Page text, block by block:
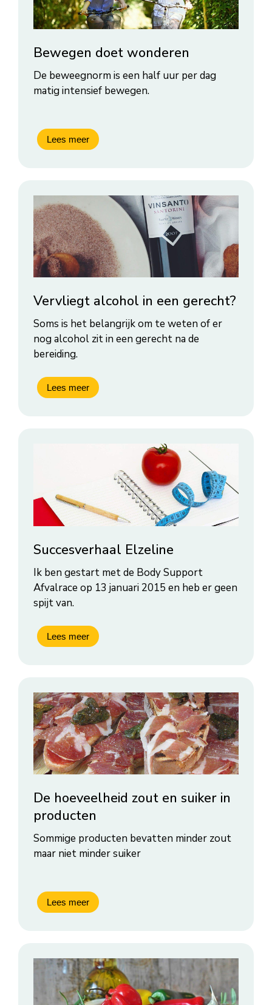
Bewegen doet wonderen
De beweegnorm is een half uur per dag
matig intensief bewegen.
Vervliegt alcohol in een gerecht?
Soms is het belangrijk om te weten of er
nog alcohol zit in een gerecht na de
bereiding.
Succesverhaal Elzeline
Ik ben gestart met de Body Support
Afvalrace op 13 januari 2015 en heb er geen
spijt van.
De hoeveelheid zout en suiker in
producten
Sommige producten bevatten minder zout
maar niet minder suiker